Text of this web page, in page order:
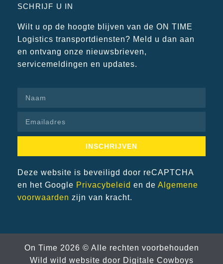
SCHRIJF U IN
Wilt u op de hoogte blijven van de ON TIME
Logistics transportdiensten? Meld u dan aan
en ontvang onze nieuwsbrieven,
servicemeldingen en updates.
INSCHRIJVEN
Deze website is beveiligd door reCAPTCHA
en het Google Privacybeleid en de Algemene
voorwaarden zijn van kracht.
On Time 2026 © Alle rechten voorbehouden
Wild wild website door Digitale Cowboys